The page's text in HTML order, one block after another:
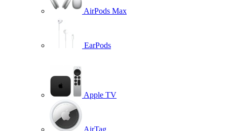
AirPods Max
EarPods
Apple TV